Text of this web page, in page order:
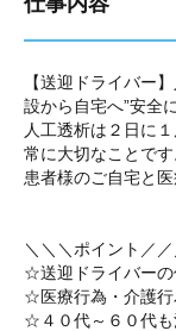
【送迎ドライバー
設から自宅へ”安全
人工透析は２日に
常に大切なことで
患者様のご自宅と医
＼＼＼ポイント／／
☆送迎ドライバーの
☆医療行為・介護行
☆４０代～６０代も